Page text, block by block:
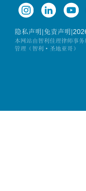
隐私声明|免责声明|
本网站由智利佳理律师事
管理（智利·圣地亚哥）